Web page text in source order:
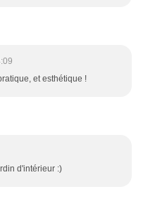
et esthétique !
d'intérieur :)